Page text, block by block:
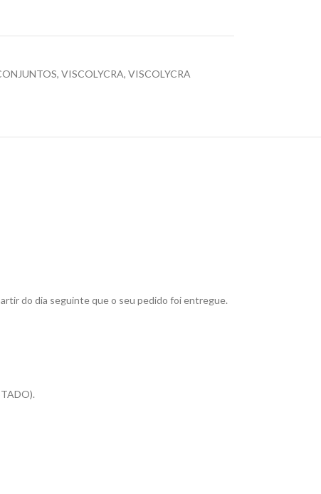
, VISCOLYCRA, VISCOLYCRA
do dia seguinte que o seu pedido foi entregue.